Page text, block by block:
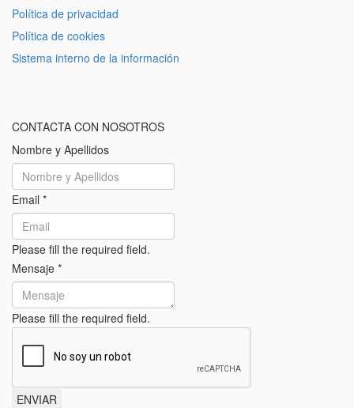
Política de privacidad
Política de cookies
Sistema interno de la información
CONTACTA CON NOSOTROS
Nombre y Apellidos
Email *
Please fill the required field.
Mensaje *
Please fill the required field.
ENVIAR